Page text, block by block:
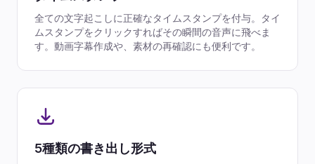
全ての文字起こしに正確なタイムスタンプを付与。タイ
ムスタンプをクリックすればその瞬間の音声に飛べま
す。動画字幕作成や、素材の再確認にも便利です。
5種類の書き出し形式